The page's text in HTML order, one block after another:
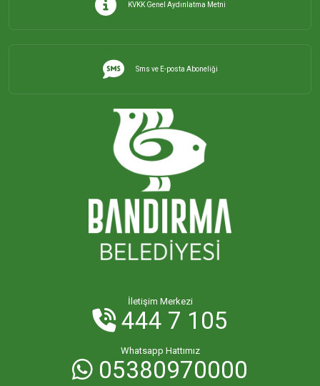
İHSANİYE MAHALLESİ
KAYACIK MAHALLESİ
KİRAZLI MAHALLESİ
KUŞCENNETİ MAHALLESİ
MAHBUBELER MAHALLESİ
MİSAKÇA MAHALLESİ
KVKK Genel Aydınlatma Metni
Sms ve E-posta Aboneliği
İletişim Merkezi
444 7 105
Whatsapp Hattımız
05380970000